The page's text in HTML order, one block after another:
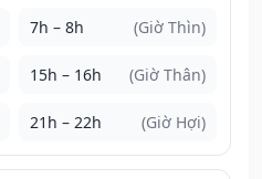
7h – 8h (Giờ Thìn)
15h – 16h (Giờ Thân)
21h – 22h (Giờ Hợi)